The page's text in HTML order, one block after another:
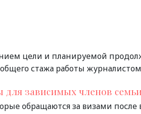
цели и планируемой
стажа работы
зависимых членов
обращаются за визами